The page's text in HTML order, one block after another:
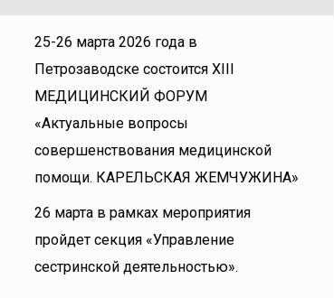
25-26 марта 2026 года в
Петрозаводске состоится ХIII
МЕДИЦИНСКИЙ ФОРУМ
«Актуальные вопросы
совершенствования медицинской
помощи. КАРЕЛЬСКАЯ ЖЕМЧУЖИНА»
26 марта в рамках мероприятия
пройдет секция «Управление
сестринской деятельностью».